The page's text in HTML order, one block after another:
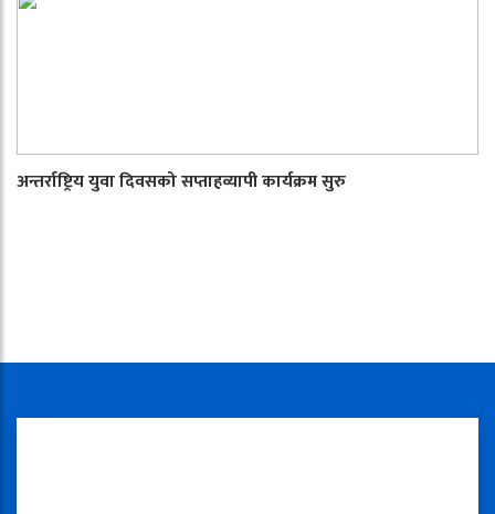
अन्तर्राष्ट्रिय युवा दिवसको सप्ताहव्यापी कार्यक्रम सुरु